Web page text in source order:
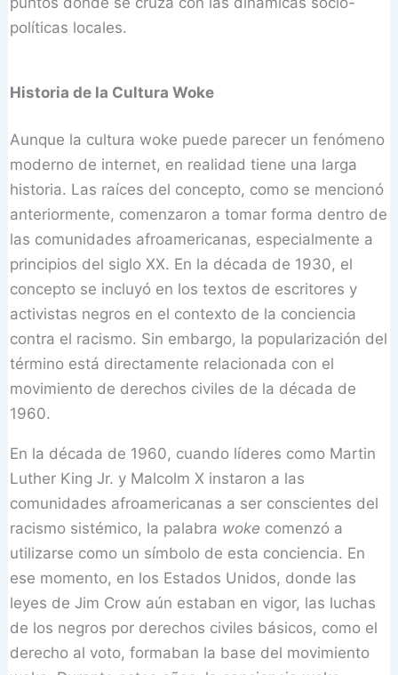
políticas locales.
Historia de la Cultura Woke
Aunque la cultura woke puede parecer un fenómeno
moderno de internet, en realidad tiene una larga
historia. Las raíces del concepto, como se mencionó
anteriormente, comenzaron a tomar forma dentro de
las comunidades afroamericanas, especialmente a
principios del siglo XX. En la década de 1930, el
concepto se incluyó en los textos de escritores y
activistas negros en el contexto de la conciencia
contra el racismo. Sin embargo, la popularización del
término está directamente relacionada con el
movimiento de derechos civiles de la década de
1960.
En la década de 1960, cuando líderes como Martin
Luther King Jr. y Malcolm X instaron a las
comunidades afroamericanas a ser conscientes del
racismo sistémico, la palabra woke comenzó a
utilizarse como un símbolo de esta conciencia. En
ese momento, en los Estados Unidos, donde las
leyes de Jim Crow aún estaban en vigor, las luchas
de los negros por derechos civiles básicos, como el
derecho al voto, formaban la base del movimiento